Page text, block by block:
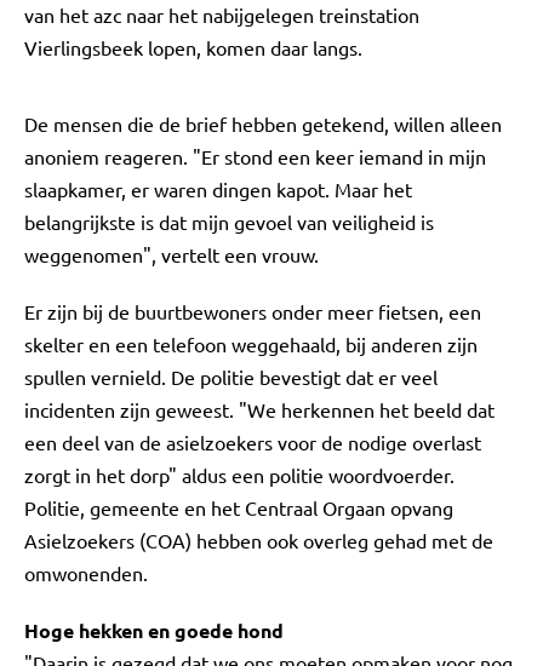
van het azc naar het nabijgelegen treinstation
Vierlingsbeek lopen, komen daar langs.
De mensen die de brief hebben getekend, willen alleen
anoniem reageren. "Er stond een keer iemand in mijn
slaapkamer, er waren dingen kapot. Maar het
belangrijkste is dat mijn gevoel van veiligheid is
weggenomen", vertelt een vrouw.
Er zijn bij de buurtbewoners onder meer fietsen, een
skelter en een telefoon weggehaald, bij anderen zijn
spullen vernield. De politie bevestigt dat er veel
incidenten zijn geweest. "We herkennen het beeld dat
een deel van de asielzoekers voor de nodige overlast
zorgt in het dorp" aldus een politie woordvoerder.
Politie, gemeente en het Centraal Orgaan opvang
Asielzoekers (COA) hebben ook overleg gehad met de
omwonenden.
Hoge hekken en goede hond